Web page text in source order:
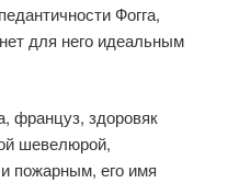
Фогга,
для него идеальным
француз, здоровяк
шевелюрой,
пожарным, его имя